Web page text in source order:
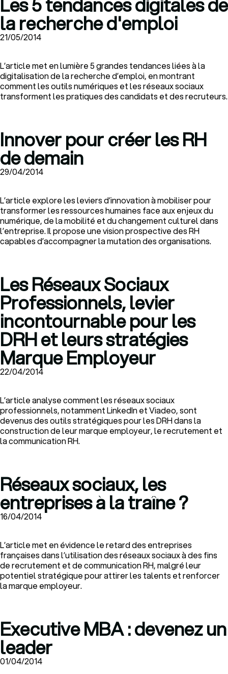
la recherche d'emploi
21/05/2014
L’article met en lumière 5 grandes tendances liées à la
digitalisation de la recherche d’emploi, en montrant
comment les outils numériques et les réseaux sociaux
transforment les pratiques des candidats et des recruteurs.
Innover pour créer les RH
de demain
29/04/2014
L’article explore les leviers d’innovation à mobiliser pour
transformer les ressources humaines face aux enjeux du
numérique, de la mobilité et du changement culturel dans
l’entreprise. Il propose une vision prospective des RH
capables d’accompagner la mutation des organisations.
Les Réseaux Sociaux
Professionnels, levier
incontournable pour les
DRH et leurs stratégies
Marque Employeur
22/04/2014
L’article analyse comment les réseaux sociaux
professionnels, notamment LinkedIn et Viadeo, sont
devenus des outils stratégiques pour les DRH dans la
construction de leur marque employeur, le recrutement et
la communication RH.
Réseaux sociaux, les
entreprises à la traîne ?
16/04/2014
L’article met en évidence le retard des entreprises
françaises dans l’utilisation des réseaux sociaux à des fins
de recrutement et de communication RH, malgré leur
potentiel stratégique pour attirer les talents et renforcer
la marque employeur.
Executive MBA : devenez un
leader
01/04/2014